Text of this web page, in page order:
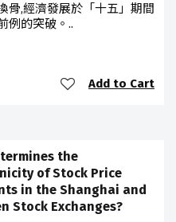
骨,經濟發展於「十五」期間
例的突破。..
Add to Cart
the
of Stock Price
in the Shanghai and
Stock Exchanges?